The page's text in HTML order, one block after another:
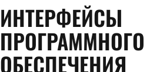
Беспроводная связь
Модемы
Роутеры
ИНТЕРФЕЙСЫ
ПРОГРАММНОГО
ОБЕСПЕЧЕНИЯ